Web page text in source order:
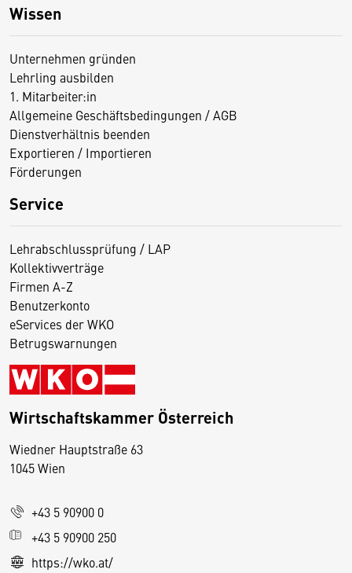
Wissen
Unternehmen gründen
Lehrling ausbilden
1. Mitarbeiter:in
Allgemeine Geschäftsbedingungen / AGB
Dienstverhältnis beenden
Exportieren / Importieren
Förderungen
Service
Lehrabschlussprüfung / LAP
Kollektivverträge
Firmen A-Z
Benutzerkonto
eServices der WKO
Betrugswarnungen
Wirtschaftskammer Österreich
Wiedner Hauptstraße 63
1045 Wien
+43 5 90900 0
+43 5 90900 250
https://wko.at/
D
s
e
S